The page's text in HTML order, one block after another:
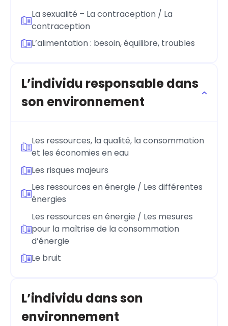
La sexualité – La contraception / La
contraception
L’alimentation : besoin, équilibre, troubles
L’individu responsable dans
son environnement
Les ressources, la qualité, la consommation
et les économies en eau
Les risques majeurs
Les ressources en énergie / Les différentes
énergies
Les ressources en énergie / Les mesures
pour la maîtrise de la consommation
d’énergie
Le bruit
L’individu dans son
environnement